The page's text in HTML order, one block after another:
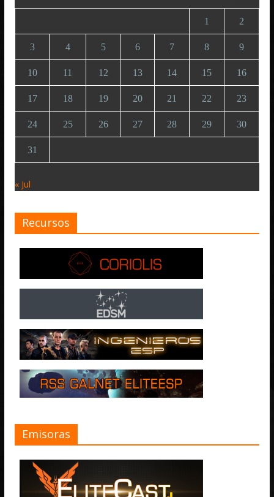
1 2
3 4 5 6 7 8 9
10 11 12 13 14 15 16
17 18 19 20 21 22 23
24 25 26 27 28 29 30
31
« Jul
Recursos
Emisoras